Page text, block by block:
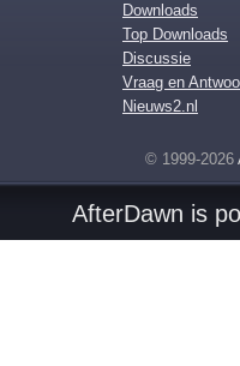
Downloads
Top Downloads
Discussie
Vraag en
Nieuws2.nl
© 1999-2026
AfterDawn is